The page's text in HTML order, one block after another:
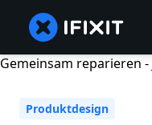
Gemeinsam reparieren -
Produktdesign